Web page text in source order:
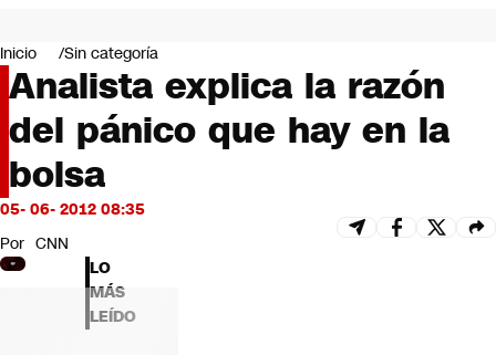
Negocios
Deportes
Programas completos
Cultura
Servicios
Bits
CNN tiempo
Futuro 360
Opinión
Inicio Sin categoría
Analista explica la razón
del pánico que hay en la
bolsa
05- 06- 2012 08:35
Por CNN
LO
MÁS
LEÍDO